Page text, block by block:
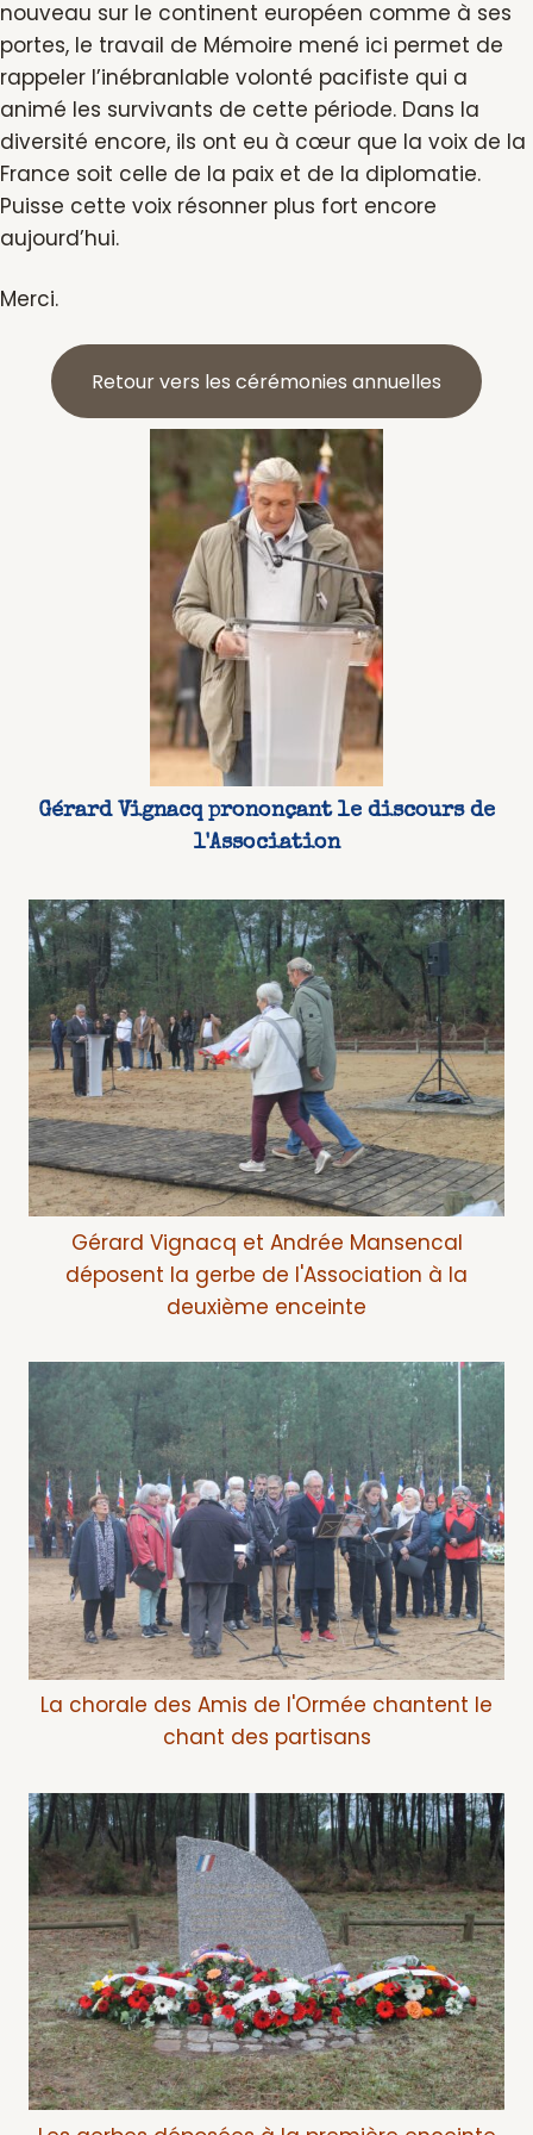
nouveau sur le continent européen comme à ses
portes, le travail de Mémoire mené ici permet de
rappeler l’inébranlable volonté pacifiste qui a
animé les survivants de cette période. Dans la
diversité encore, ils ont eu à cœur que la voix de la
France soit celle de la paix et de la diplomatie.
Puisse cette voix résonner plus fort encore
aujourd’hui.
Merci.
Retour vers les cérémonies annuelles
Gérard Vignacq prononçant le discours de
l'Association
Gérard Vignacq et Andrée Mansencal
déposent la gerbe de l'Association à la
deuxième enceinte
La chorale des Amis de l'Ormée chantent le
chant des partisans